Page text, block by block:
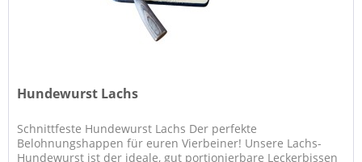
Hundewurst Lachs
Schnittfeste Hundewurst Lachs Der perfekte
Belohnungshappen für euren Vierbeiner! Unsere Lachs-
Hundewurst ist der ideale, gut portionierbare Leckerbissen